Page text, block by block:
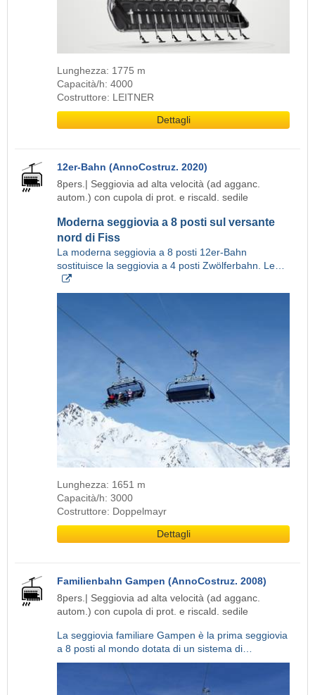
Lunghezza: 1775 m
Capacità/h: 4000
Costruttore: LEITNER
Dettagli
12er-Bahn (AnnoCostruz. 2020)
8pers.| Seggiovia ad alta velocità (ad agganc.
autom.) con cupola di prot. e riscald. sedile
Moderna seggiovia a 8 posti sul versante
nord di Fiss
La moderna seggiovia a 8 posti 12er-Bahn
sostituisce la seggiovia a 4 posti Zwölferbahn. Le…
Lunghezza: 1651 m
Capacità/h: 3000
Costruttore: Doppelmayr
Dettagli
Familienbahn Gampen (AnnoCostruz. 2008)
8pers.| Seggiovia ad alta velocità (ad agganc.
autom.) con cupola di prot. e riscald. sedile
La seggiovia familiare Gampen è la prima seggiovia
a 8 posti al mondo dotata di un sistema di…